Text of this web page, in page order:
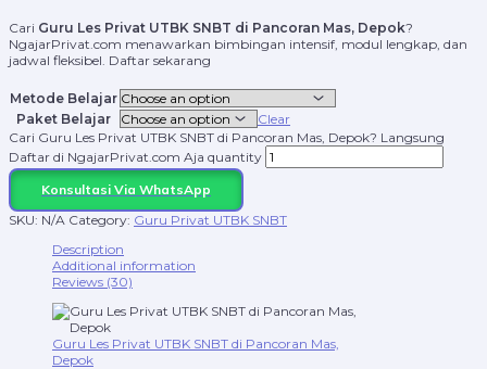
Cari Guru Les Privat UTBK SNBT di Pancoran Mas, Depok?
NgajarPrivat.com menawarkan bimbingan intensif, modul lengkap, dan
jadwal fleksibel. Daftar sekarang
Metode Belajar
Paket Belajar
Clear
Cari Guru Les Privat UTBK SNBT di Pancoran Mas, Depok? Langsung
Daftar di NgajarPrivat.com Aja quantity
Konsultasi Via WhatsApp
SKU: N/A Category: Guru Privat UTBK SNBT
Description
Additional information
Reviews (30)
Guru Les Privat UTBK SNBT di Pancoran Mas,
Depok